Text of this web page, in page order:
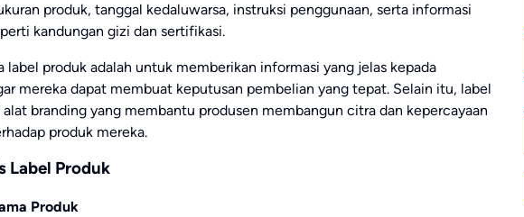
produk, tanggal kedaluwarsa, instruksi penggunaan, serta informasi
kandungan gizi dan sertifikasi.
label produk adalah untuk memberikan informasi yang jelas kepada
mereka dapat membuat keputusan pembelian yang tepat. Selain itu, label
branding yang membantu produsen membangun citra dan kepercayaan
produk mereka.
Label Produk
Produk